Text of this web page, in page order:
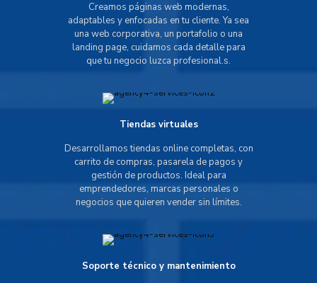
Creamos páginas web modernas,
adaptables y enfocadas en tu cliente. Ya sea
una web corporativa, un portafolio o una
landing page, cuidamos cada detalle para
que tu negocio luzca profesional.s.
Tiendas virtuales
Desarrollamos tiendas online completas, con
carrito de compras, pasarela de pagos y
gestión de productos. Ideal para
emprendedores, marcas personales o
negocios que quieren vender sin límites.
Soporte técnico y mantenimiento